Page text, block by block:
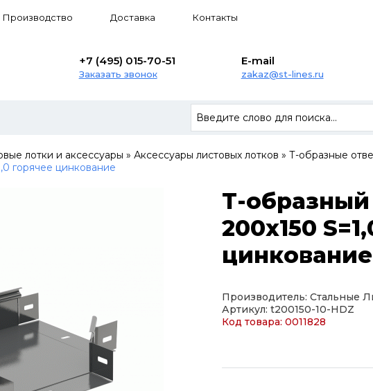
Производство Доставка Контакты
+7 (495) 015-70-51
Заказать звонок
E-mail
zakaz@st-lines.ru
лотки и аксессуары » Аксессуары листовых лотков » Т-образные
горячее цинкование
Т-образный
200х150
цинкование
Производитель: Стальные
Артикул: t200150-10-HDZ
Код товара: 0011828